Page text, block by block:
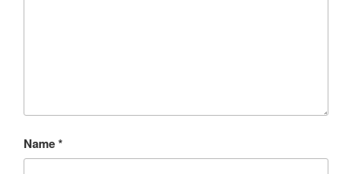
Name*